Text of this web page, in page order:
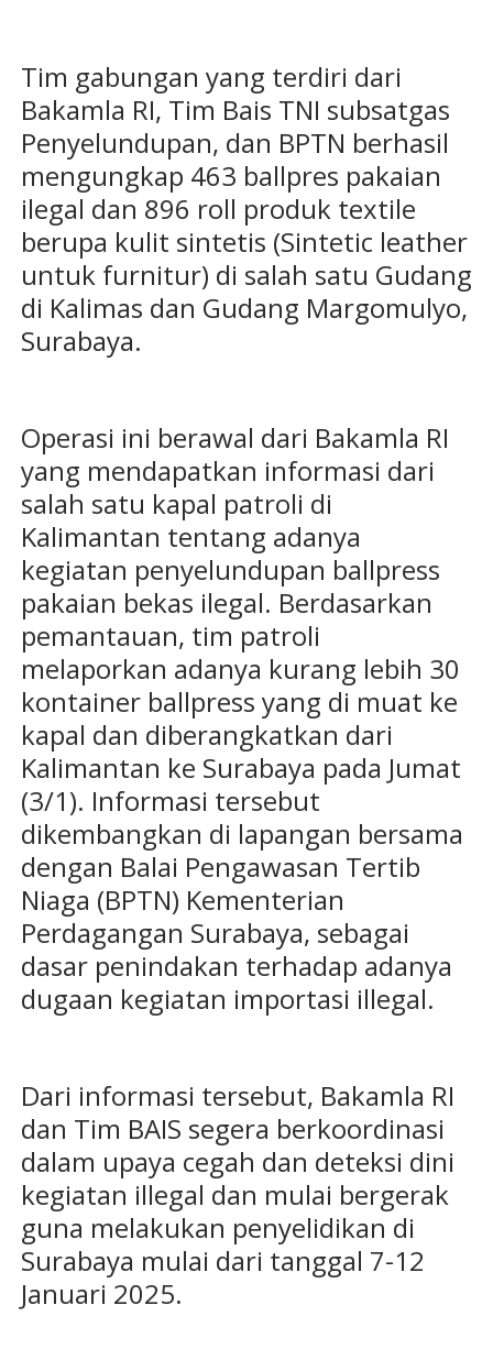
Tim gabungan yang terdiri dari
Bakamla RI, Tim Bais TNI subsatgas
Penyelundupan, dan BPTN berhasil
mengungkap 463 ballpres pakaian
ilegal dan 896 roll produk textile
berupa kulit sintetis (Sintetic leather
untuk furnitur) di salah satu Gudang
di Kalimas dan Gudang Margomulyo,
Surabaya.
Operasi ini berawal dari Bakamla RI
yang mendapatkan informasi dari
salah satu kapal patroli di
Kalimantan tentang adanya
kegiatan penyelundupan ballpress
pakaian bekas ilegal. Berdasarkan
pemantauan, tim patroli
melaporkan adanya kurang lebih 30
kontainer ballpress yang di muat ke
kapal dan diberangkatkan dari
Kalimantan ke Surabaya pada Jumat
(3/1). Informasi tersebut
dikembangkan di lapangan bersama
dengan Balai Pengawasan Tertib
Niaga (BPTN) Kementerian
Perdagangan Surabaya, sebagai
dasar penindakan terhadap adanya
dugaan kegiatan importasi illegal.
Dari informasi tersebut, Bakamla RI
dan Tim BAIS segera berkoordinasi
dalam upaya cegah dan deteksi dini
kegiatan illegal dan mulai bergerak
guna melakukan penyelidikan di
Surabaya mulai dari tanggal 7-12
Januari 2025.